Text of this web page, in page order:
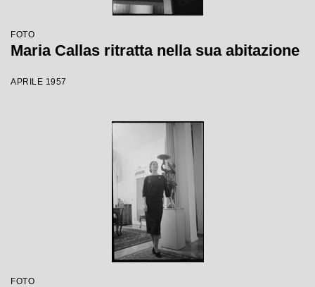
FOTO
Maria Callas ritratta nella sua abitazione
APRILE 1957
FOTO